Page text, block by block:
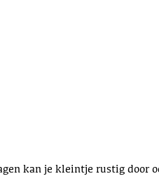
kan je kleintje rustig door